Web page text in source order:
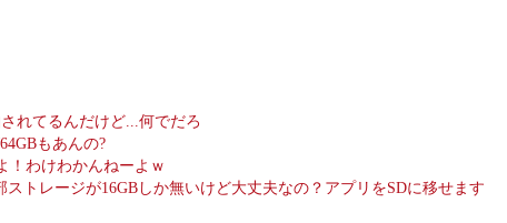
れてるんだけど...何でだろ
もあんの?
！わけわかんねーよｗ
トレージが16GBしか無いけど大丈夫なの？アプリをSDに移せます